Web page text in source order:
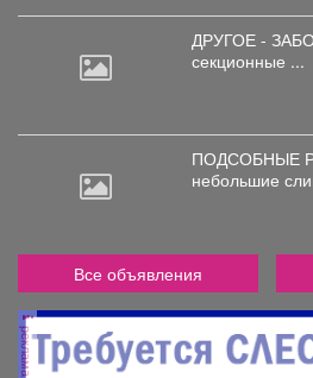
ДРУГОЕ -
секционные ...
ПОДСОБНЫЕ
небольшие
Все объявления
реклама